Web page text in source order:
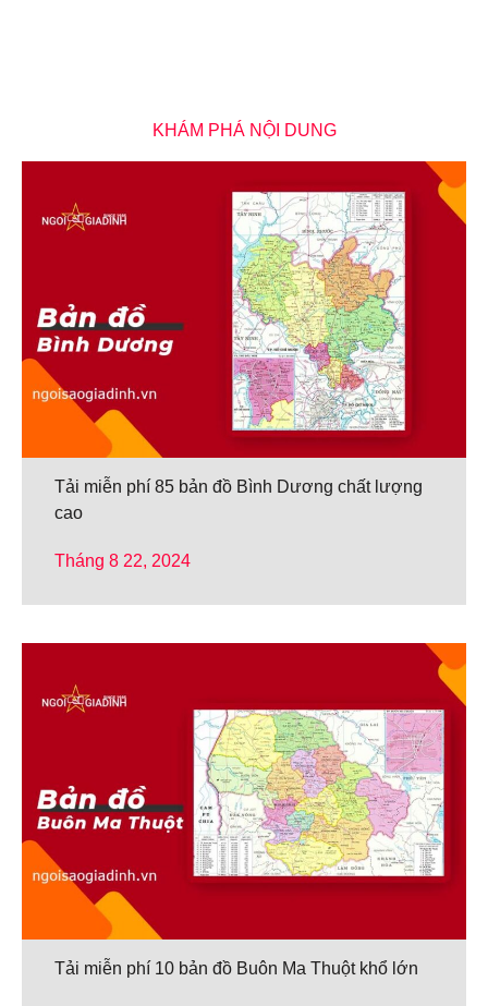
KHÁM PHÁ NỘI DUNG
Tải miễn phí 85 bản đồ Bình Dương chất lượng
cao
Tháng 8 22, 2024
Tải miễn phí 10 bản đồ Buôn Ma Thuột khổ lớn